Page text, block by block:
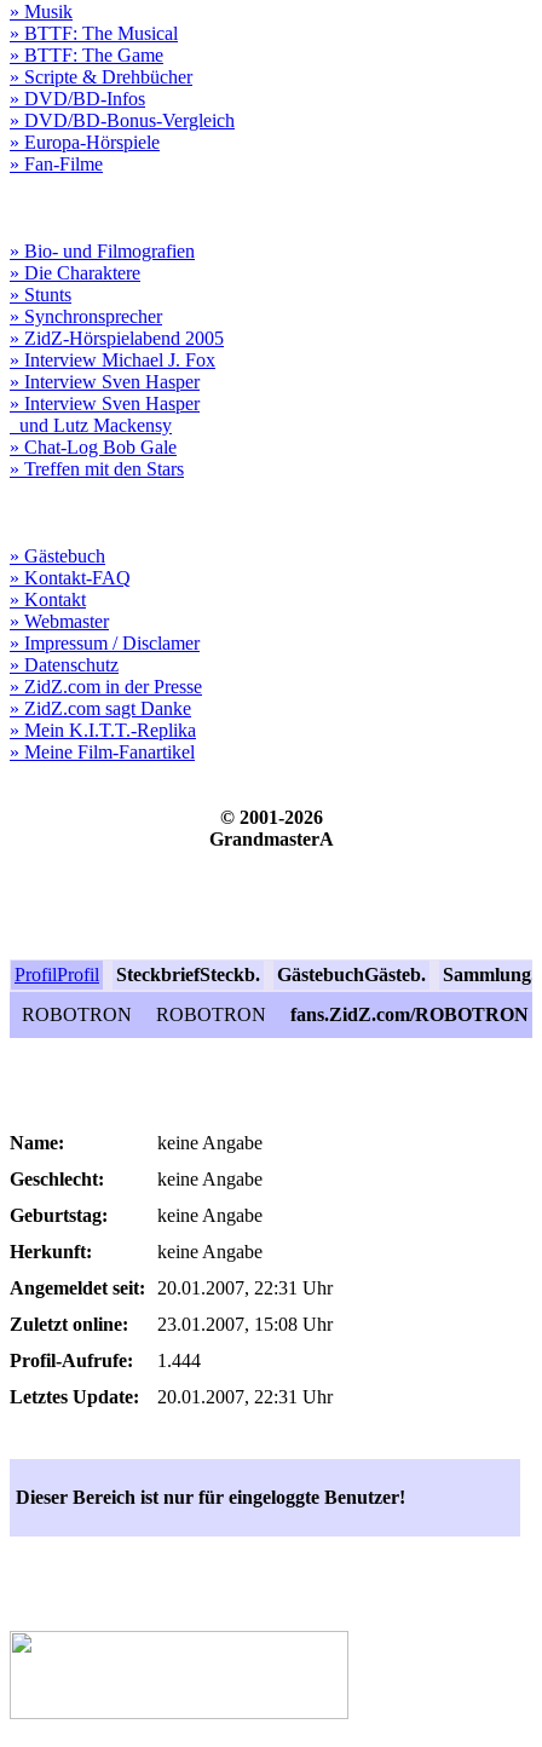
» Musik
» BTTF: The Musical
» BTTF: The Game
» Scripte & Drehbücher
» DVD/BD-Infos
» DVD/BD-Bonus-Vergleich
» Europa-Hörspiele
» Fan-Filme
» Bio- und Filmografien
» Die Charaktere
» Stunts
» Synchronsprecher
» ZidZ-Hörspielabend 2005
» Interview Michael J. Fox
» Interview Sven Hasper
» Interview Sven Hasper
und Lutz Mackensy
» Chat-Log Bob Gale
» Treffen mit den Stars
» Gästebuch
» Kontakt-FAQ
» Kontakt
» Webmaster
» Impressum / Disclamer
» Datenschutz
» ZidZ.com in der Presse
» ZidZ.com sagt Danke
» Mein K.I.T.T.-Replika
» Meine Film-Fanartikel
© 2001-2026
GrandmasterA
ProfilProfil SteckbriefSteckb. GästebuchGästeb. Sammlung
ROBOTRON
ROBOTRON fans.ZidZ.com/ROBOTRON
Name:
keine Angabe
Geschlecht:
keine Angabe
Geburtstag:
keine Angabe
Herkunft:
keine Angabe
Angemeldet seit:
20.01.2007, 22:31 Uhr
Zuletzt online:
23.01.2007, 15:08 Uhr
Profil-Aufrufe:
1.444
Letztes Update:
20.01.2007, 22:31 Uhr
Dieser Bereich ist nur für eingeloggte Benutzer!